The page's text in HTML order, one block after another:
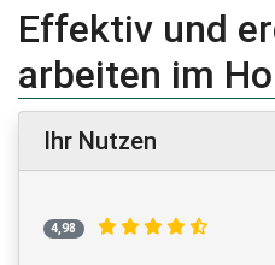
Effektiv und
arbeiten im
Ihr Nutzen
4,98